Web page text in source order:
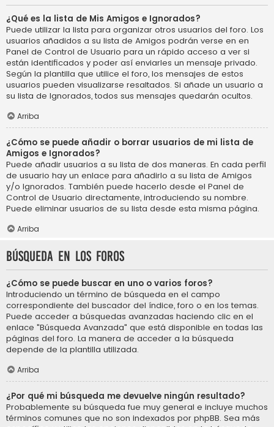
¿Qué es la lista de Mis Amigos e Ignorados?
Puede utilizar la lista para organizar otros usuarios del foro. Los
usuarios añadidos a su lista de Amigos podrán verse en en
Panel de Control de Usuario para un rápido acceso a ver si
están identificados y poder así enviarles un mensaje privado.
Según la plantilla que utilice el foro, los mensajes de estos
usuarios pueden visualizarse resaltados. Si añade un usuario a
su lista de Ignorados, todos sus mensajes quedarán ocultos.
Arriba
¿Cómo se puede añadir o borrar usuarios de mi lista de
Amigos e Ignorados?
Puede añadir usuarios a su lista de dos maneras. En cada perfil
de usuario hay un enlace para añadirlo a su lista de Amigos
y/o Ignorados. También puede hacerlo desde el Panel de
Control de Usuario directamente, introduciendo su nombre.
Puede eliminar usuarios de su lista desde esta misma página.
Arriba
Búsqueda en los foros
¿Cómo se puede buscar en uno o varios foros?
Introduciendo un término de búsqueda en el campo
correspondiente del buscador del índice, foro o en los temas.
Puede acceder a búsquedas avanzadas haciendo clic en el
enlace "Búsqueda Avanzada" que está disponible en todas las
páginas del foro. La manera de acceder a la búsqueda
depende de la plantilla utilizada.
Arriba
¿Por qué mi búsqueda me devuelve ningún resultado?
Probablemente su búsqueda fue muy general e incluye muchos
términos comunes que no son indexados por phpBB. Sea más